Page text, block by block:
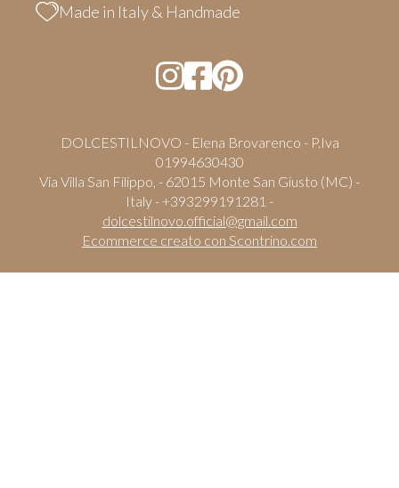
Made in Italy & Handmade
DOLCESTILNOVO - Elena Brovarenco - P.Iva
01994630430
Via Villa San Filippo, - 62015 Monte San Giusto (MC) -
Italy - +393299191281 -
dolcestilnovo.official@gmail.com
Ecommerce creato con Scontrino.com